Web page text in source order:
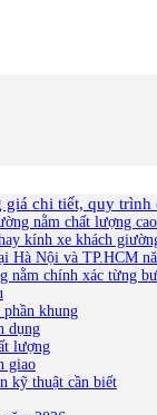
chi tiết, quy
nằm chất lượng cao
kính xe khách
Hà Nội và TP.HCM
nằm chính xác từng
khung
dụng
lượng
giao
kỹ thuật cần biết